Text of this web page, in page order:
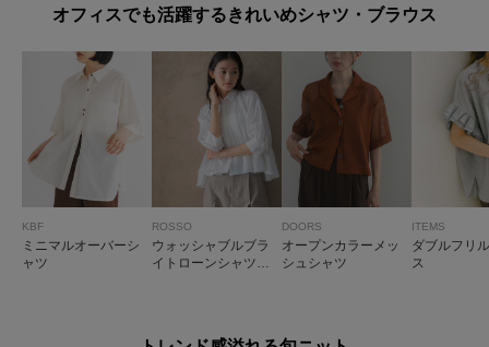
オフィスでも活躍するきれいめシャツ・ブラウス
KBF
ミニマルオーバーシ
ャツ
ROSSO
ウォッシャブルブラ
イトローンシャツブ
DOORS
オープンカラーメッ
シュシャツ
ITEMS
ダブルフリ
ス